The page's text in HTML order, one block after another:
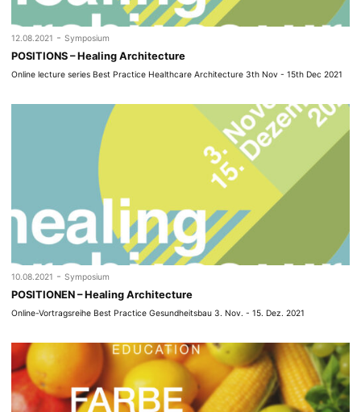
12.08.2021 - Symposium
POSITIONS – Healing Architecture
Online lecture series Best Practice Healthcare Architecture 3th Nov - 15th Dec 2021
10.08.2021 - Symposium
POSITIONEN – Healing Architecture
Online-Vortragsreihe Best Practice Gesundheitsbau 3. Nov. - 15. Dez. 2021